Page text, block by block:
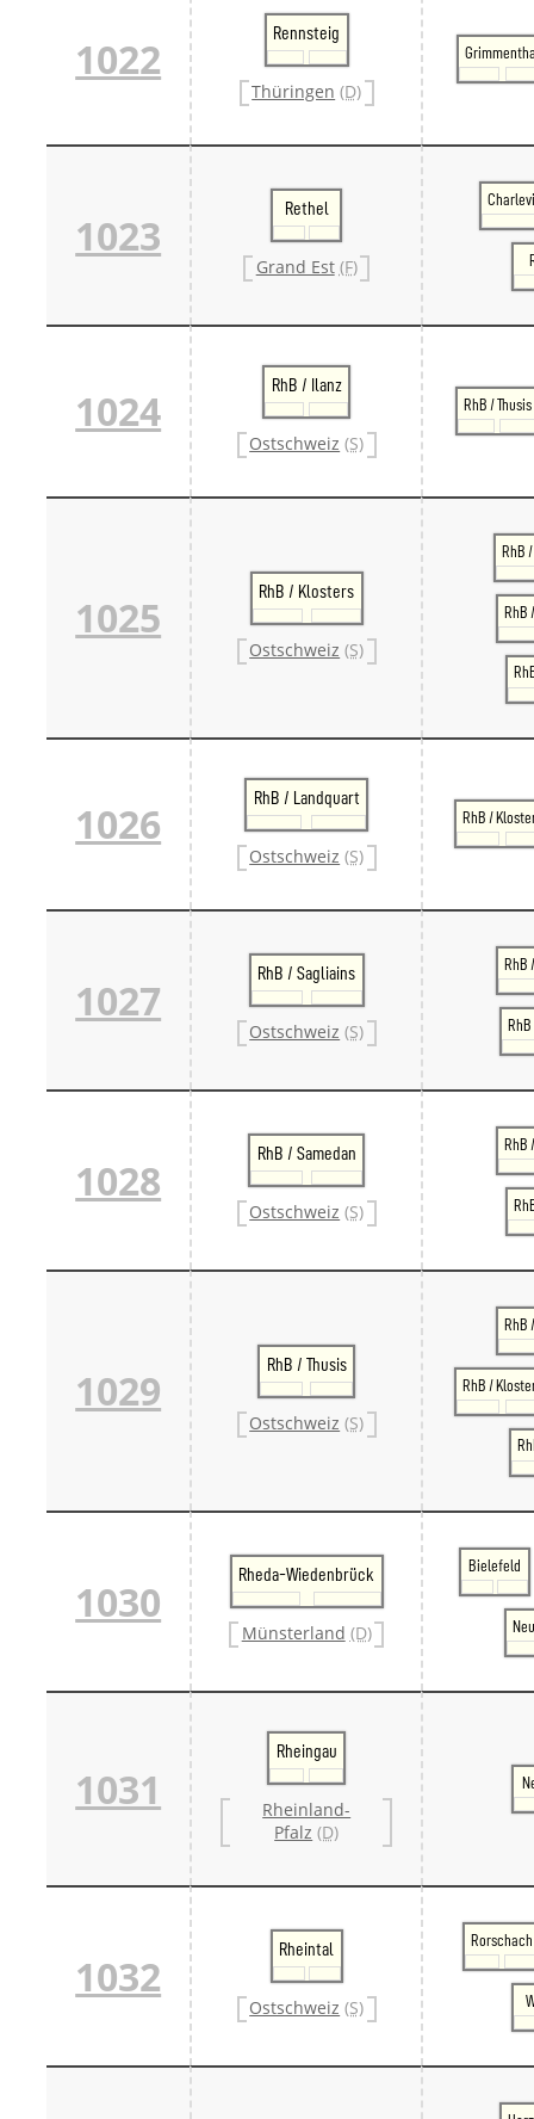
1022
Rennsteig
Thüringen (D)
1023
Rethel
Grand Est (F)
1024
RhB / Ilanz
Ostschweiz (S)
RhB / Thusis
1025
RhB / Klosters
Ostschweiz (S)
RhB
RhB
1026
RhB / Landquart
Ostschweiz (S)
RhB /
1027
RhB / Sagliains
Ostschweiz (S)
RhB
1028
RhB / Samedan
Ostschweiz (S)
RhB
1029
RhB / Thusis
Ostschweiz (S)
RhB
RhB /
1030
Rheda-Wiedenbrück
Münsterland (D)
Bielefeld
1031
Rheingau
Rheinland-
Pfalz (D)
1032
Rheintal
Ostschweiz (S)
Rorschach